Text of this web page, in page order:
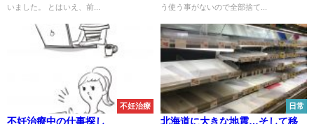
いました。 とはいえ、前...
う使う事がないので全部捨て...
不妊治療
不妊治療中の仕事探し
日常
北海道に大きな地震…そして移